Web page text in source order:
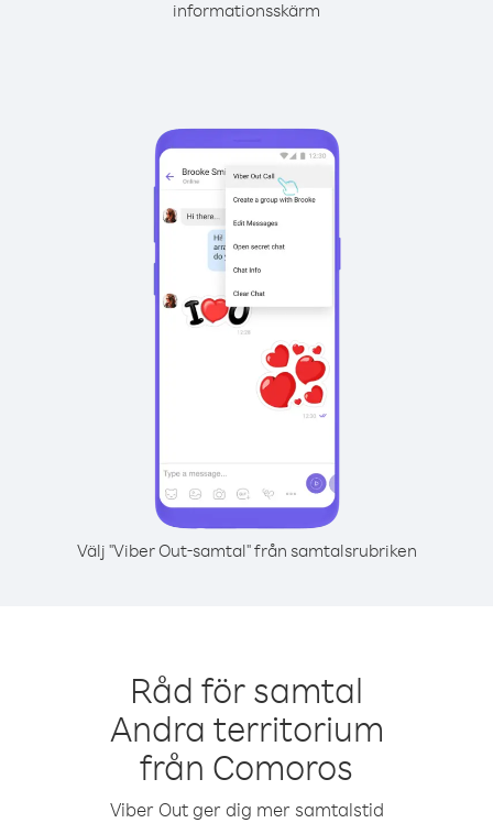
informationsskärm
Välj "Viber Out-samtal" från samtalsrubriken
Råd för samtal
Andra territorium
från Comoros
Viber Out ger dig mer samtalstid